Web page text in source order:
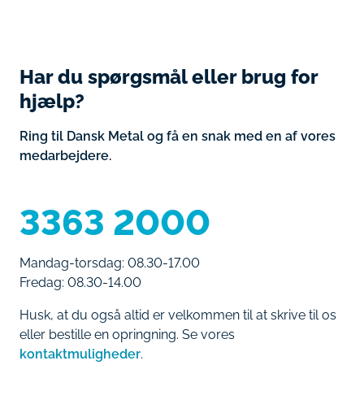
Har du spørgsmål eller brug for
hjælp?
Ring til Dansk Metal og få en snak med en af vores
medarbejdere.
3363 2000
Mandag-torsdag: 08.30-17.00
Fredag: 08.30-14.00
Husk, at du også altid er velkommen til at skrive til os
eller bestille en opringning. Se vores
kontaktmuligheder.